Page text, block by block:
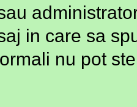
in care sa
nu pot